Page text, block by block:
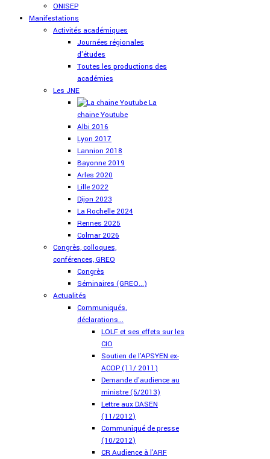
ONISEP
Manifestations
Activités académiques
Journées régionales
d'études
Toutes les productions des
académies
Les JNE
La
chaine Youtube
Albi 2016
Lyon 2017
Lannion 2018
Bayonne 2019
Arles 2020
Lille 2022
Dijon 2023
La Rochelle 2024
Rennes 2025
Colmar 2026
Congrès, colloques,
conférences, GREO
Congrès
Séminaires (GREO...)
Actualités
Communiqués,
déclarations...
LOLF et ses effets sur les
CIO
Soutien de l'APSYEN ex-
ACOP (11/ 2011)
Demande d'audience au
ministre (5/2013)
Lettre aux DASEN
(11/2012)
Communiqué de presse
(10/2012)
CR Audience à l'ARF